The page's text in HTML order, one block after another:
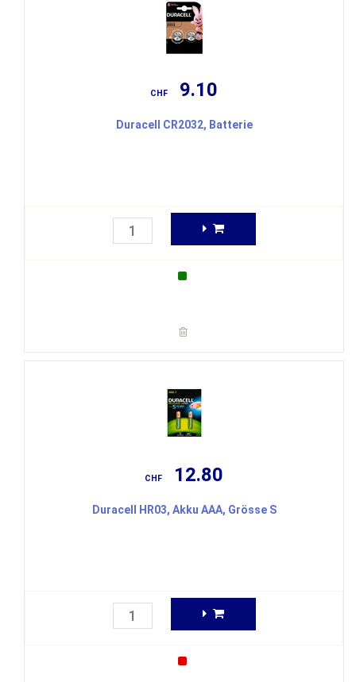
CHF 9.10
Duracell CR2032, Batterie
CHF 12.80
Duracell HR03, Akku AAA, Grösse S